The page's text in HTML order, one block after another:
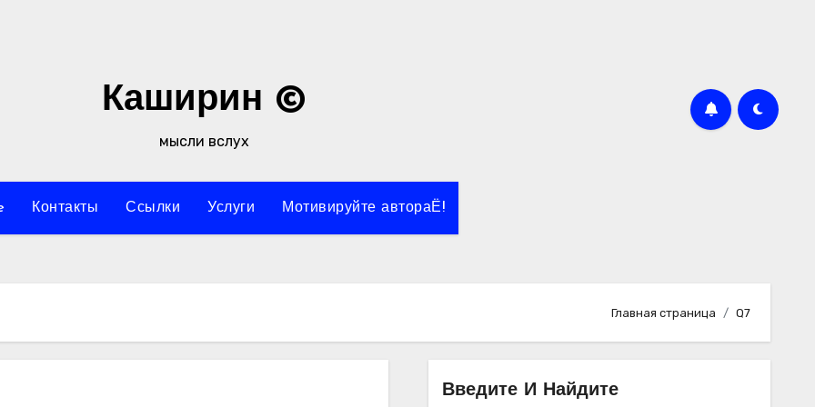
Каширин ©
мысли вслух
Контакты Ссылки Услуги Мотивируйте автораЁ!
Главная страница Q7
Введите И Найдите